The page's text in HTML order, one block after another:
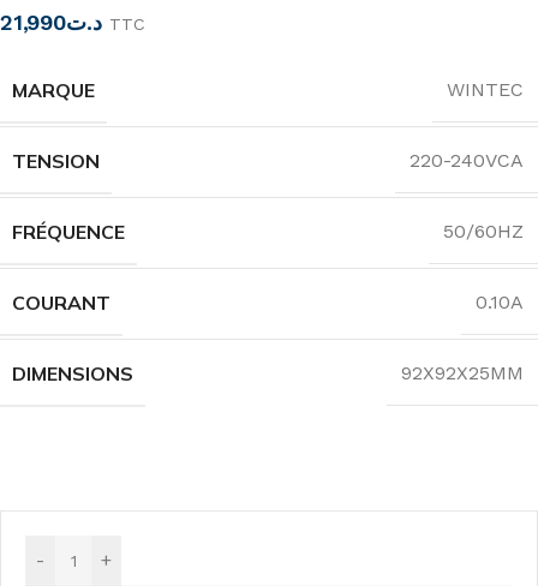
د.ت21,990 TTC
MARQUE WINTEC
TENSION 220-240VCA
FRÉQUENCE 50/60HZ
COURANT 0.10A
DIMENSIONS 92X92X25MM
- +